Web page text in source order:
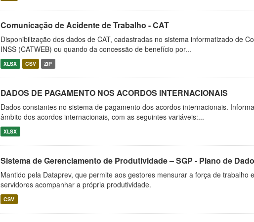
Comunicação de Acidente de Trabalho - CAT
Disponibilização dos dados de CAT, cadastradas no sistema informatizado de
INSS (CATWEB) ou quando da concessão de benefício por...
XLSX CSV ZIP
DADOS DE PAGAMENTO NOS ACORDOS INTERNACIONAIS
Dados constantes no sistema de pagamento dos acordos internacionais.
âmbito dos acordos internacionais, com as seguintes variáveis:...
XLSX
Sistema de Gerenciamento de Produtividade – SGP - Plano de
Mantido pela Dataprev, que permite aos gestores mensurar a força de trabalho
servidores acompanhar a própria produtividade.
CSV